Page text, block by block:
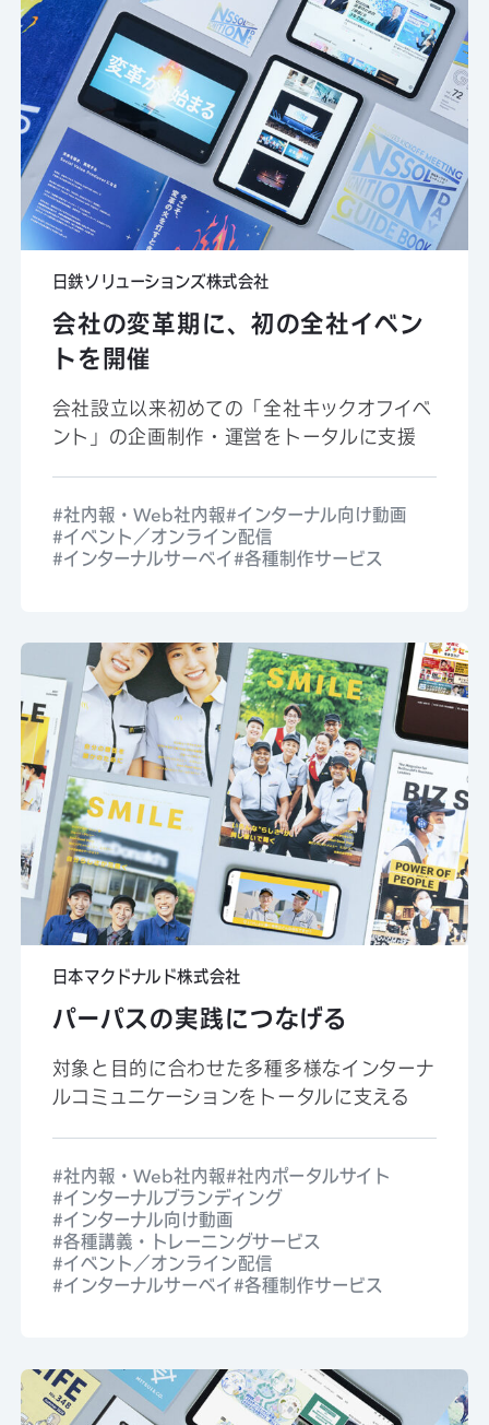
日鉄ソリューションズ株式会社
会社の変革期に、初の全社イベン
トを開催
会社設立以来初めての「全社キックオフイベ
ント」の企画制作・運営をトータルに支援
社内報・Web社内報 インターナル向け動画
イベント／オンライン配信
インターナルサーベイ 各種制作サービス
日本マクドナルド株式会社
パーパスの実践につなげる
対象と目的に合わせた多種多様なインターナ
ルコミュニケーションをトータルに支える
社内報・Web社内報 社内ポータルサイト
インターナルブランディング
インターナル向け動画
各種講義・トレーニングサービス
イベント／オンライン配信
インターナルサーベイ 各種制作サービス